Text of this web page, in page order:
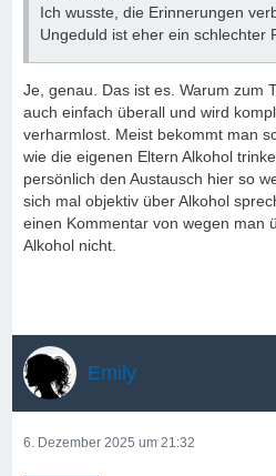
Ich wusste, die Erinnerungen
Ungeduld ist eher ein schlechter
Je, genau. Das ist es. Warum zum
auch einfach überall und wird
verharmlost. Meist bekommt man
wie die eigenen Eltern Alkohol
persönlich den Austausch hier so
sich mal objektiv über Alkohol
einen Kommentar von wegen man
Alkohol nicht.
Emily
6. Dezember 2025 um 21:32